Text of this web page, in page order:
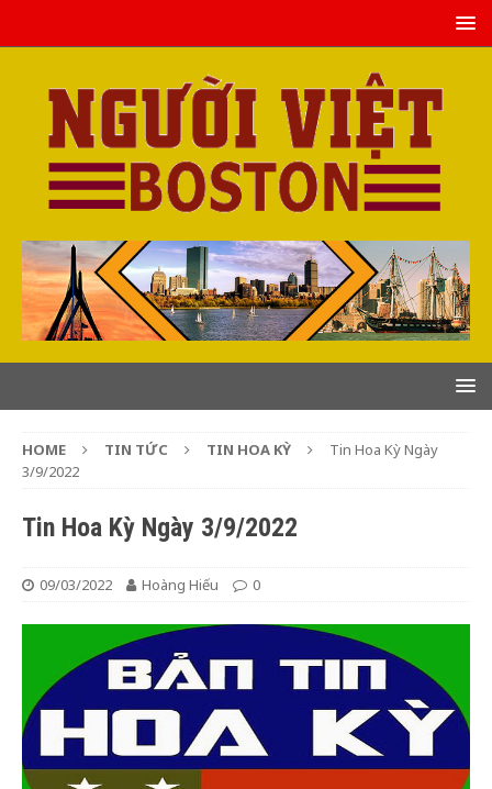
HOME TIN TỨC TIN HOA KỲ
Tin Hoa Kỳ Ngày
3/9/2022
Tin Hoa Kỳ Ngày 3/9/2022
09/03/2022 Hoàng Hiếu 0